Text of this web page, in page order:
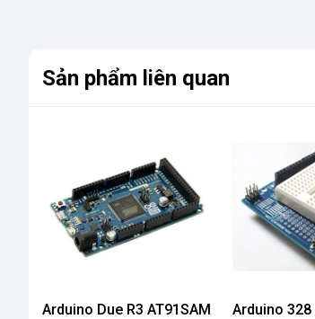
Sản phẩm liên quan
Arduino Due R3 AT91SAM Arduino